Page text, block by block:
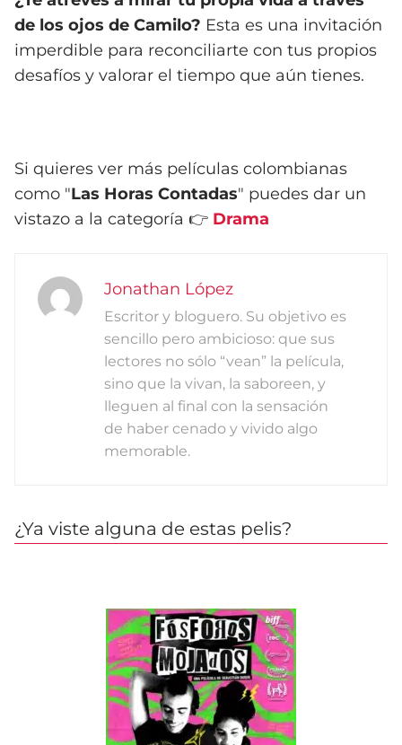
de los ojos de Camilo? Esta es una invitación
imperdible para reconciliarte con tus propios
desafíos y valorar el tiempo que aún tienes.
Si quieres ver más películas colombianas
como "Las Horas Contadas" puedes dar un
vistazo a la categoría 👉 Drama
Jonathan López
Escritor y bloguero. Su objetivo es
sencillo pero ambicioso: que sus
lectores no sólo “vean” la película,
sino que la vivan, la saboreen, y
lleguen al final con la sensación
de haber cenado y vivido algo
memorable.
¿Ya viste alguna de estas pelis?